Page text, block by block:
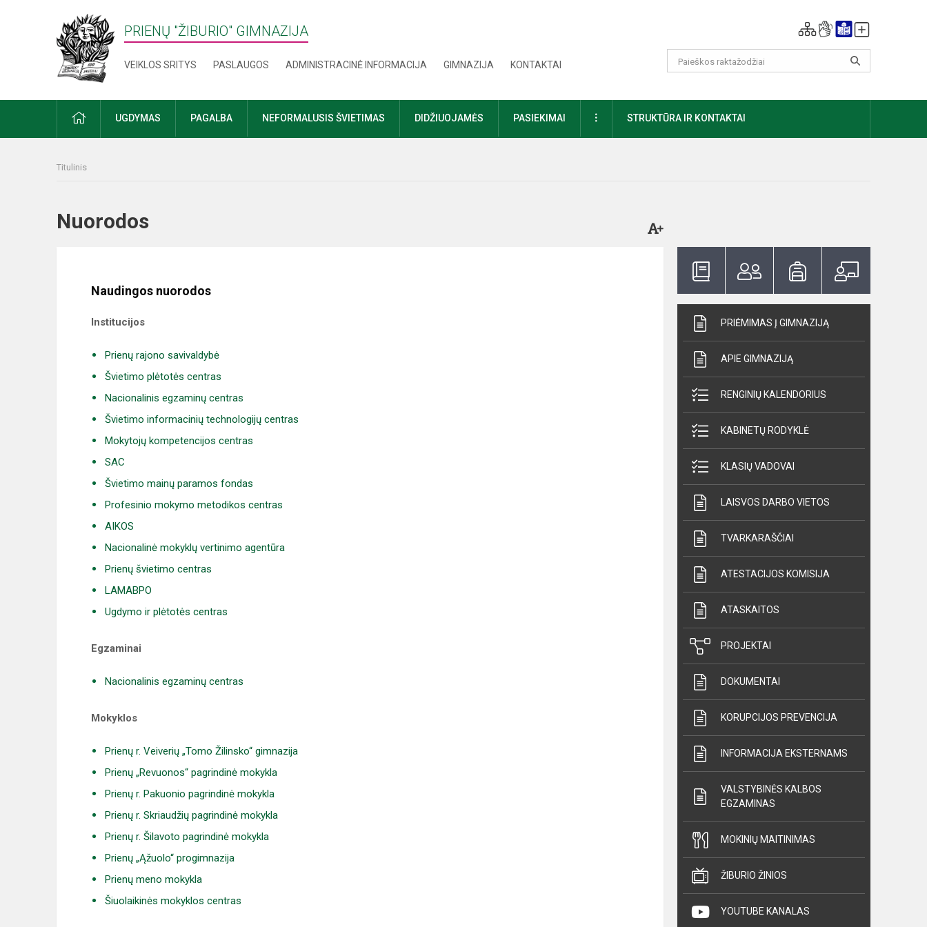
PRIENŲ "ŽIBURIO" GIMNAZIJA
VEIKLOS SRITYS PASLAUGOS ADMINISTRACINĖ INFORMACIJA GIMNAZIJA KONTAKTAI
PRADŽIAUGDYMAS PAGALBA NEFORMALUSIS ŠVIETIMAS DIDŽIUOJAMĖS PASIEKIMAI DAUGIAUSTRUKTŪRA IR KONTAKTAI
Titulinis
Nuorodos
Naudingos nuorodos
Institucijos
Prienų rajono savivaldybė
Švietimo plėtotės centras
Nacionalinis egzaminų centras
Švietimo informacinių technologijų centras
Mokytojų kompetencijos centras
SAC
Švietimo mainų paramos fondas
Profesinio mokymo metodikos centras
AIKOS
Nacionalinė mokyklų vertinimo agentūra
Prienų švietimo centras
LAMABPO
Ugdymo ir plėtotės centras
Egzaminai
Nacionalinis egzaminų centras
Mokyklos
Prienų r. Veiverių „Tomo Žilinsko“ gimnazija
Prienų „Revuonos“ pagrindinė mokykla
Prienų r. Pakuonio pagrindinė mokykla
Prienų r. Skriaudžių pagrindinė mokykla
Prienų r. Šilavoto pagrindinė mokykla
Prienų „Ąžuolo“ progimnazija
Prienų meno mokykla
Šiuolaikinės mokyklos centras
PRIĖMIMAS Į GIMNAZIJĄ
APIE GIMNAZIJĄ
RENGINIŲ KALENDORIUS
KABINETŲ RODYKLĖ
KLASIŲ VADOVAI
LAISVOS DARBO VIETOS
TVARKARAŠČIAI
ATESTACIJOS KOMISIJA
ATASKAITOS
PROJEKTAI
DOKUMENTAI
KORUPCIJOS PREVENCIJA
INFORMACIJA EKSTERNAMS
VALSTYBINĖS KALBOS
EGZAMINAS
MOKINIŲ MAITINIMAS
ŽIBURIO ŽINIOS
YOUTUBE KANALAS